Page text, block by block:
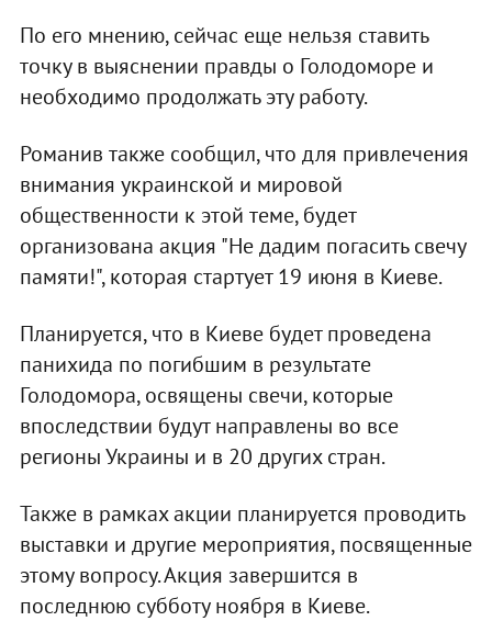
По его мнению, сейчас еще нельзя ставить
точку в выяснении правды о Голодоморе и
необходимо продолжать эту работу.
Романив также сообщил, что для привлечения
внимания украинской и мировой
общественности к этой теме, будет
организована акция "Не дадим погасить свечу
памяти!", которая стартует 19 июня в Киеве.
Планируется, что в Киеве будет проведена
панихида по погибшим в результате
Голодомора, освящены свечи, которые
впоследствии будут направлены во все
регионы Украины и в 20 других стран.
Также в рамках акции планируется проводить
выставки и другие мероприятия, посвященные
этому вопросу. Акция завершится в
последнюю субботу ноября в Киеве.